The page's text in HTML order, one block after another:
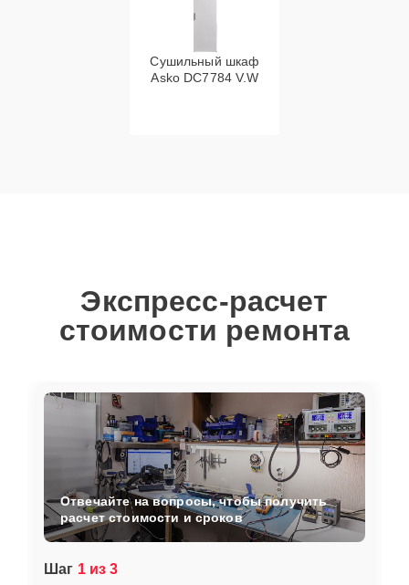
Сушильный шкаф
Asko DC7784 V.W
Экспресс-расчет
стоимости ремонта
Шаг 1 из 3
Отвечайте на вопросы, чтобы получить
расчет стоимости и сроков